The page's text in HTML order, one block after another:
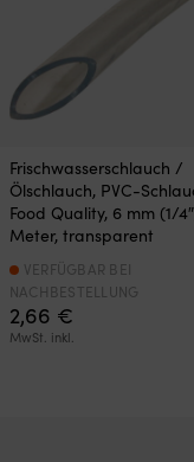
Frischwasserschlauch /
Ölschlauch, PVC-
Food Quality, 6 mm (1/
Meter, transparent
2,66 €
MwSt. inkl.
VERFÜGBAR BEI
NACHBESTELLUNG